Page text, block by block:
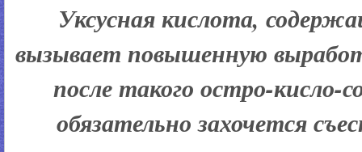
Уксусная кислота,
вызывает повышенную
после такого остро-кисло-
обязательно захочется